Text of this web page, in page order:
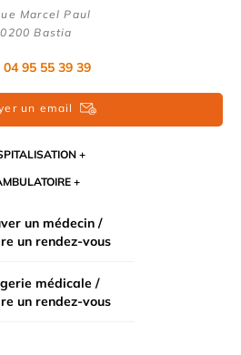
Marcel Paul
Bastia
04 95 55 39 39
un email
un médecin /
un rendez-vous
médicale /
un rendez-vous